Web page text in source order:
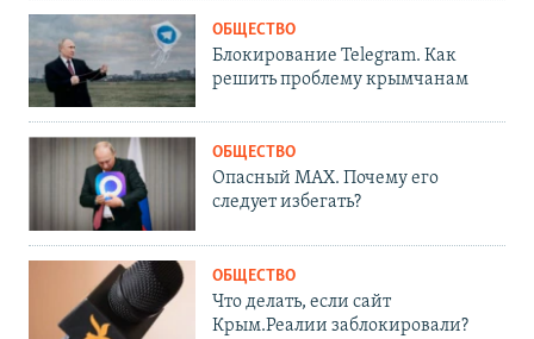
ОБЩЕСТВО
Блокирование Telegram. Как
решить проблему крымчанам
ОБЩЕСТВО
Опасный MAX. Почему его
следует избегать?
ОБЩЕСТВО
Что делать, если сайт
Крым.Реалии заблокировали?